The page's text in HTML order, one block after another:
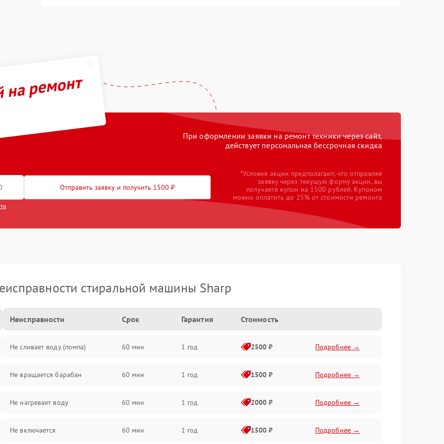
ремонт
При оформлении заявки на ремонт техники через сайт,
действует персональная бессрочная скидка
Отправить заявку и получить 1500 ₽
*Условия акции предполагают, что отправляя
заявку через текущую форму акции, вы
получаете купон на 1500 рублей. Купоном
можно оплатить до 25% от стоимости ремонта
стиральной машины Sharp
Неисправности Срок Гарантия Стоимость
Не сливает воду (помпа) 60 мин 1 год 2500 ₽ Подробнее →
Не вращается барабан 60 мин 1 год 1500 ₽ Подробнее →
Не нагревает воду 60 мин 1 год 2000 ₽ Подробнее →
Не включается 60 мин 1 год 1500 ₽ Подробнее →